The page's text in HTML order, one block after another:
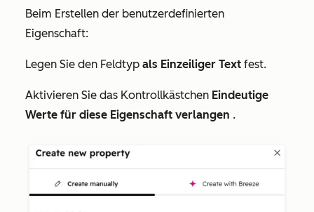
Beim Erstellen der benutzerdefinierten
Eigenschaft:
Legen Sie den Feldtyp als Einzeiliger Text fest.
Aktivieren Sie das Kontrollkästchen Eindeutige
Werte für diese Eigenschaft verlangen .